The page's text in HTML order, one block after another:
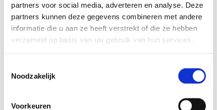
partners voor social media, adverteren en analyse. Deze
partners kunnen deze gegevens combineren met andere
informatie die u aan ze heeft verstrekt of die ze hebben
verzameld op basis van uw gebruik van hun services.
Noodzakelijk
Voorkeuren